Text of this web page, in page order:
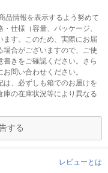
品情報を表示するよう努めて
仕様（容量、パッケージ、
ます。このため、実際にお届
場合がございますので、ご使
きをご確認ください。さら
問い合わせください。
は、必ずしも箱でのお届けを
庫の在庫状況等により異なる
する
レビューとは